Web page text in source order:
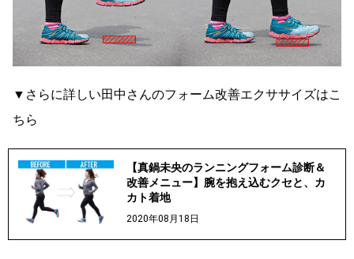
▼さらに詳しい田中さんのフォーム改善エクササイズはこ
ちら
【真鍋未央のランニングフォーム診断＆
改善メニュー】腕を抱え込むクセと、カ
カト着地
2020年08月18日